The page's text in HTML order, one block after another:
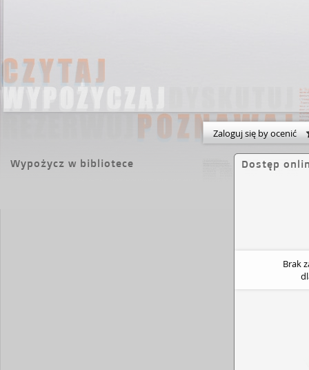
Zaloguj się by ocenić
Wypożycz w bibliotece Dostęp
Brak